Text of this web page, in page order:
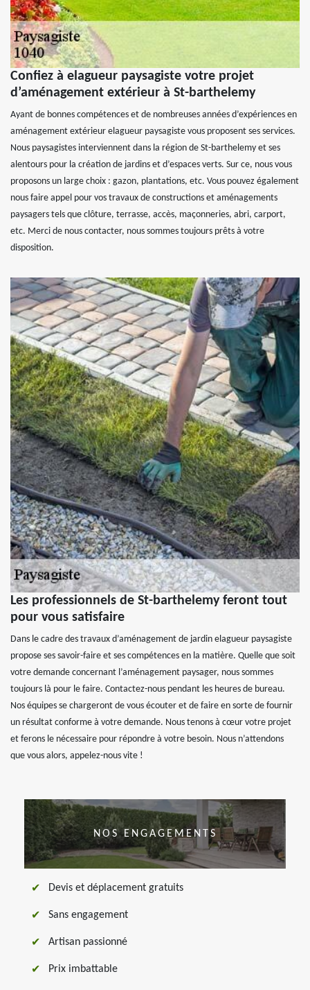
Confiez à elagueur paysagiste votre projet
d’aménagement extérieur à St-barthelemy
Ayant de bonnes compétences et de nombreuses années d’expériences en
aménagement extérieur elagueur paysagiste vous proposent ses services.
Nous paysagistes interviennent dans la région de St-barthelemy et ses
alentours pour la création de jardins et d’espaces verts. Sur ce, nous vous
proposons un large choix : gazon, plantations, etc. Vous pouvez également
nous faire appel pour vos travaux de constructions et aménagements
paysagers tels que clôture, terrasse, accès, maçonneries, abri, carport,
etc. Merci de nous contacter, nous sommes toujours prêts à votre
disposition.
Les professionnels de St-barthelemy feront tout
pour vous satisfaire
Dans le cadre des travaux d’aménagement de jardin elagueur paysagiste
propose ses savoir-faire et ses compétences en la matière. Quelle que soit
votre demande concernant l’aménagement paysager, nous sommes
toujours là pour le faire. Contactez-nous pendant les heures de bureau.
Nos équipes se chargeront de vous écouter et de faire en sorte de fournir
un résultat conforme à votre demande. Nous tenons à cœur votre projet
et ferons le nécessaire pour répondre à votre besoin. Nous n’attendons
que vous alors, appelez-nous vite !
NOS ENGAGEMENTS
Devis et déplacement gratuits
Sans engagement
Artisan passionné
Prix imbattable